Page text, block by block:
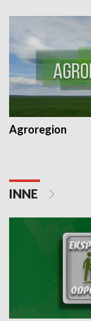
Agroregion
INNE